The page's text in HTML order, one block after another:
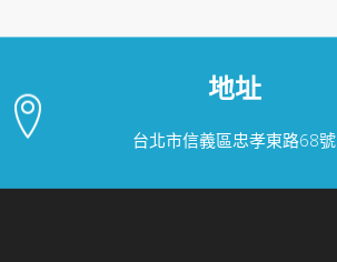
地址
台北市信義區忠孝東路68號